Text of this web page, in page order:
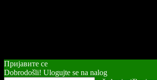
Пријавите се
Dobrodošli! Ulogujte se na nalog